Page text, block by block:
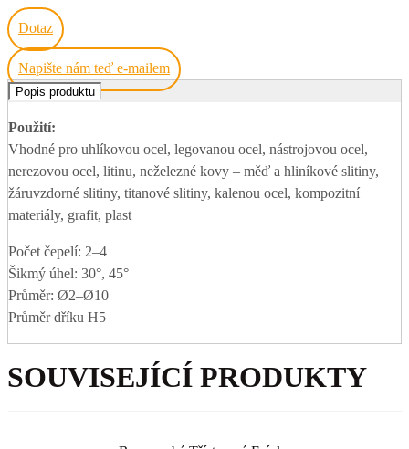
Dotaz
Napište nám teď e-mailem
Popis produktu
Použití:
Vhodné pro uhlíkovou ocel, legovanou ocel, nástrojovou ocel,
nerezovou ocel, litinu, neželezné kovy – měď a hliníkové slitiny,
žáruvzdorné slitiny, titanové slitiny, kalenou ocel, kompozitní
materiály, grafit, plast
Počet čepelí: 2–4
Šikmý úhel: 30°, 45°
Průměr: Ø2–Ø10
Průměr dříku H5
SOUVISEJÍCÍ PRODUKTY